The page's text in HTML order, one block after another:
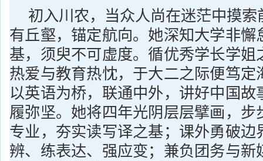
初入川农，当众人尚在迷茫中摸
有丘壑，锚定航向。她深知大学非懈
基，须臾不可虚度。循优秀学长学姐
热爱与教育热忱，于大二之际便笃定
以英语为桥，联通中外，讲好中国故
履弥坚。她将四年光阴层层擘画，步
专业，夯实读写译之基；课外勇破边
辨、练表达、强应变；兼负团务与新